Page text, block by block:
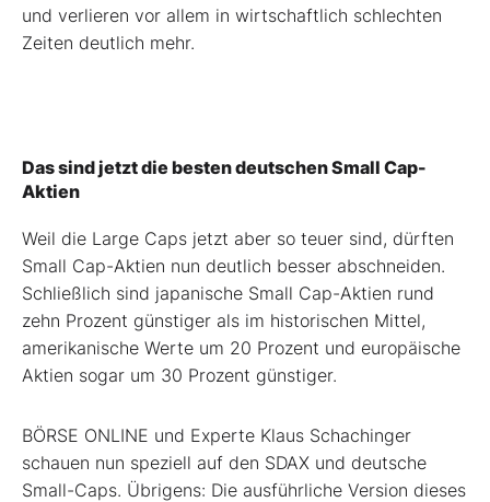
und verlieren vor allem in wirtschaftlich schlechten
Zeiten deutlich mehr.
Das sind jetzt die besten deutschen Small Cap-
Aktien
Weil die Large Caps jetzt aber so teuer sind, dürften
Small Cap-Aktien nun deutlich besser abschneiden.
Schließlich sind japanische Small Cap-Aktien rund
zehn Prozent günstiger als im historischen Mittel,
amerikanische Werte um 20 Prozent und europäische
Aktien sogar um 30 Prozent günstiger.
BÖRSE ONLINE und Experte Klaus Schachinger
schauen nun speziell auf den SDAX und deutsche
Small-Caps. Übrigens: Die ausführliche Version dieses